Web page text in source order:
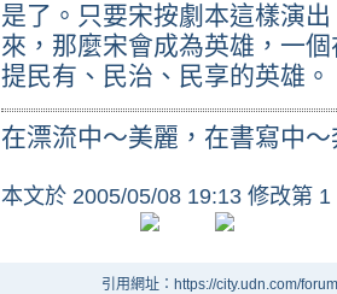
是了。只要宋按劇本這樣演
來，那麼宋會成為英雄，一
提民有、民治、民享的英雄。
在漂流中～美麗，在書寫中
本文於 2005/05/08 19:13 修改第 1
引用網址：https://city.udn.com/